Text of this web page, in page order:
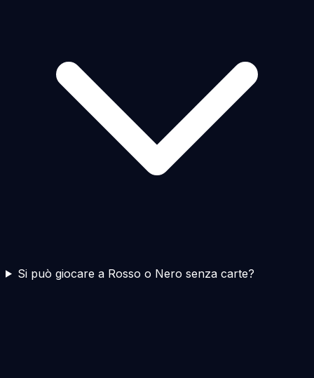
Si può giocare a Rosso o Nero senza carte?